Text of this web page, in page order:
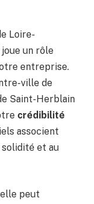
Loire-
un rôle
entreprise.
ville de
Saint-Herblain
crédibilité
associent
solidité et au
peut